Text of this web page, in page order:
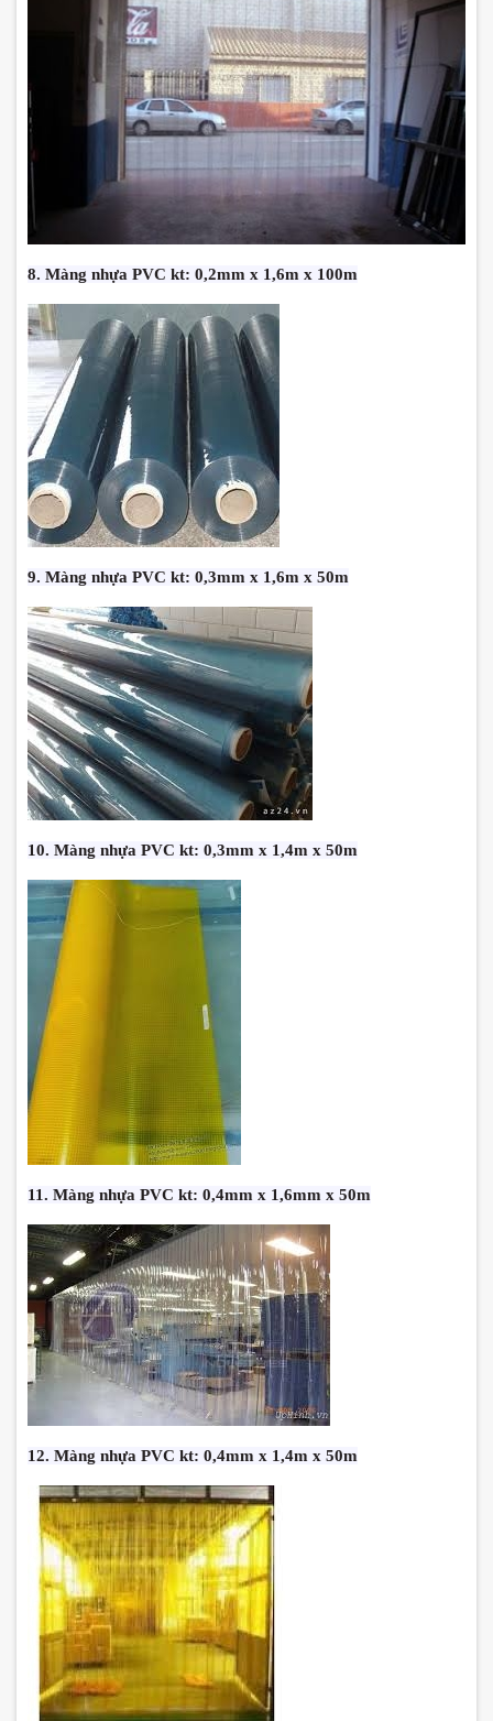
8. Màng nhựa PVC kt: 0,2mm x 1,6m x 100m
9. Màng nhựa PVC kt: 0,3mm x 1,6m x 50m
10. Màng nhựa PVC kt: 0,3mm x 1,4m x 50m
11. Màng nhựa PVC kt: 0,4mm x 1,6mm x 50m
12. Màng nhựa PVC kt: 0,4mm x 1,4m x 50m